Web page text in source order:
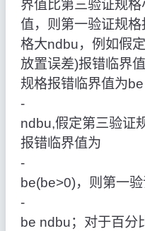
界值比第三验证规
值，则第一验证规
格大ndbu，例如假
放置误差)报错临界
规格报错临界值为be
‑
ndbu,假定第三验证
报错临界值为
‑
be(be>0)，则第一
‑
be ndbu；对于百分